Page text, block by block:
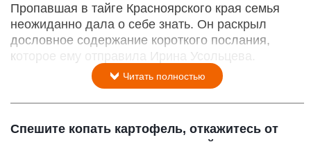
Пропавшая в тайге Красноярского края семья
неожиданно дала о себе знать. Он раскрыл
дословное содержание короткого послания,
которое ему отправила Ирина Усольцева.
Читать полностью
Спешите копать картофель, откажитесь от